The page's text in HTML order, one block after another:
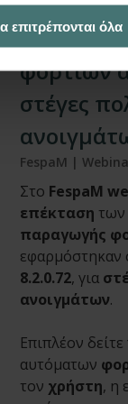
επιτρέπονται όλα
φορτίων
στέγες
FespaM |
Στο FespaM
επέκταση
παραγωγής
εφαρμόστηκαν
8.2.0.72, για
ανοιγμάτων.
Επιπλέον
αυτόματων
τον χρήστη, η